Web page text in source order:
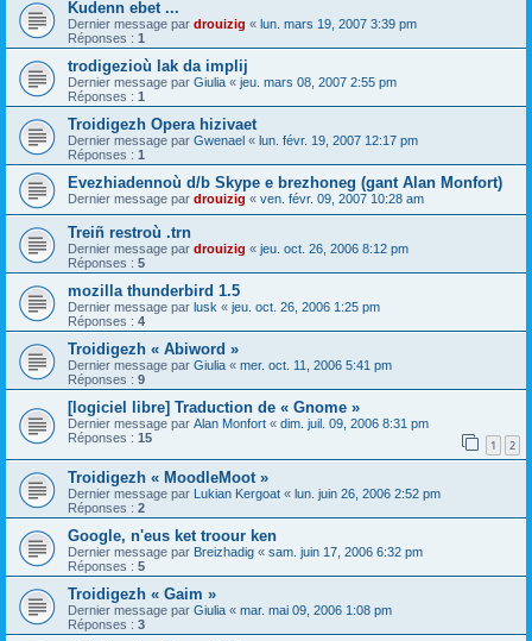
Kudenn ebet ...
Dernier message par drouizig « lun. mars 19, 2007 3:39 pm
Réponses : 1
trodigezioù lak da implij
Dernier message par Giulia « jeu. mars 08, 2007 2:55 pm
Réponses : 1
Troidigezh Opera hizivaet
Dernier message par Gwenael « lun. févr. 19, 2007 12:17 pm
Réponses : 1
Evezhiadennoù d/b Skype e brezhoneg (gant Alan Monfort)
Dernier message par drouizig « ven. févr. 09, 2007 10:28 am
Treiñ restroù .trn
Dernier message par drouizig « jeu. oct. 26, 2006 8:12 pm
Réponses : 5
mozilla thunderbird 1.5
Dernier message par lusk « jeu. oct. 26, 2006 1:25 pm
Réponses : 4
Troidigezh « Abiword »
Dernier message par Giulia « mer. oct. 11, 2006 5:41 pm
Réponses : 9
[logiciel libre] Traduction de « Gnome »
Dernier message par Alan Monfort « dim. juil. 09, 2006 8:31 pm
Réponses : 15 1 2
Troidigezh « MoodleMoot »
Dernier message par Lukian Kergoat « lun. juin 26, 2006 2:52 pm
Réponses : 2
Google, n'eus ket troour ken
Dernier message par Breizhadig « sam. juin 17, 2006 6:32 pm
Réponses : 5
Troidigezh « Gaim »
Dernier message par Giulia « mar. mai 09, 2006 1:08 pm
Réponses : 3